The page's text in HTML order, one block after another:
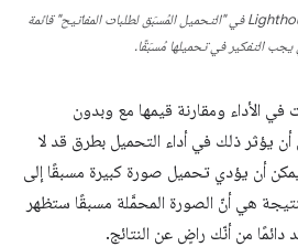
: تُقترح عملية تدقيق Lighthouse في "التحميل المُسبَق لطلبات المفاتيح" قائمة
يجب التفكير في تحميلها مُسبَقًا.
في الأداء ومقارنة قيمها مع وبدون
أن يؤثر ذلك في أداء التحميل بطرق قد لا
أن يؤدي تحميل صورة كبيرة مسبقًا إلى
هي أنّ الصورة المحمَّلة مسبقًا ستظهر
من أنّك راضٍ عن النتائج.